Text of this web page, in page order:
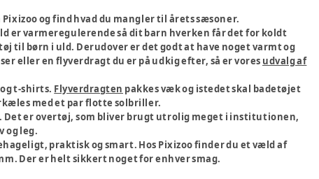
og find hvad du mangler til årets sæsoner.
er varmeregulerende så dit barn hverken får det for koldt
til børn i uld. Derudover er det godt at have noget varmt og
eller en flyverdragt du er på udkig efter, så er vores udvalg af
t-shirts. Flyverdragten pakkes væk og istedet skal badetøjet
med et par flotte solbriller.
Det er overtøj, som bliver brugt utrolig meget i institutionen,
og leg.
praktisk og smart. Hos Pixizoo finder du et væld af
Der er helt sikkert noget for enhver smag.